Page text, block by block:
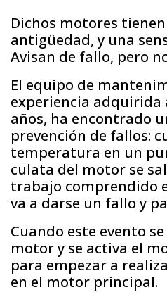
Dichos motores tienen
antigüedad, y una
Avisan de fallo, pero
El equipo de
experiencia adquirida
años, ha encontrado
prevención de fallos:
temperatura en un
culata del motor se
trabajo comprendido
va a darse un fallo y
Cuando este evento
motor y se activa el
para empezar a
en el motor principal.